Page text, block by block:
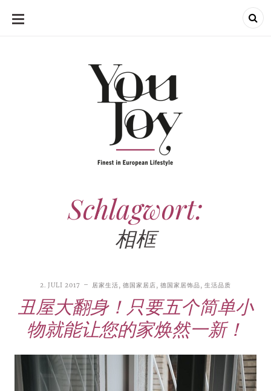
SKIP
Schlagwort:
相框
2. JULI 2017 居家生活, 德国家居店,德国家居饰品,生活品质
丑屋大翻身！只要五个简单小
物就能让您的家焕然一新！